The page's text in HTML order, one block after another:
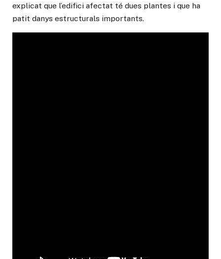
explicat que l’edifici afectat té dues plantes i que ha
patit danys estructurals importants.